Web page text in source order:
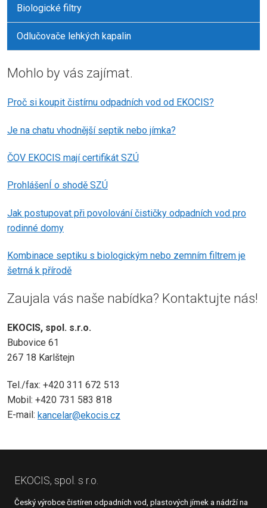
Biologické filtry
Odlučovače lehkých kapalin
Mohlo by vás zajímat.
Proč si koupit čistírnu odpadních vod od EKOCIS?
Je na chatu vhodnější septik nebo jímka?
ČOV EKOCIS mají certifikát SZÚ
ProhlášenÍ o shodě SZÚ
Jak postupovat při povolování čističky odpadních vod pro
rodinné domy
Kombinace septiku s biologickým nebo zemním filtrem je
šetrná k přírodě
Zaujala vás naše nabídka? Kontaktujte nás!
EKOCIS, spol. s.r.o.
Bubovice 61
267 18 Karlštejn
Tel./fax: +420 311 672 513
Mobil: +420 731 583 818
E-mail: kancelar@ekocis.cz
EKOCIS, spol. s r.o.
Český výrobce čistíren odpadních vod, plastových jímek a nádrží na